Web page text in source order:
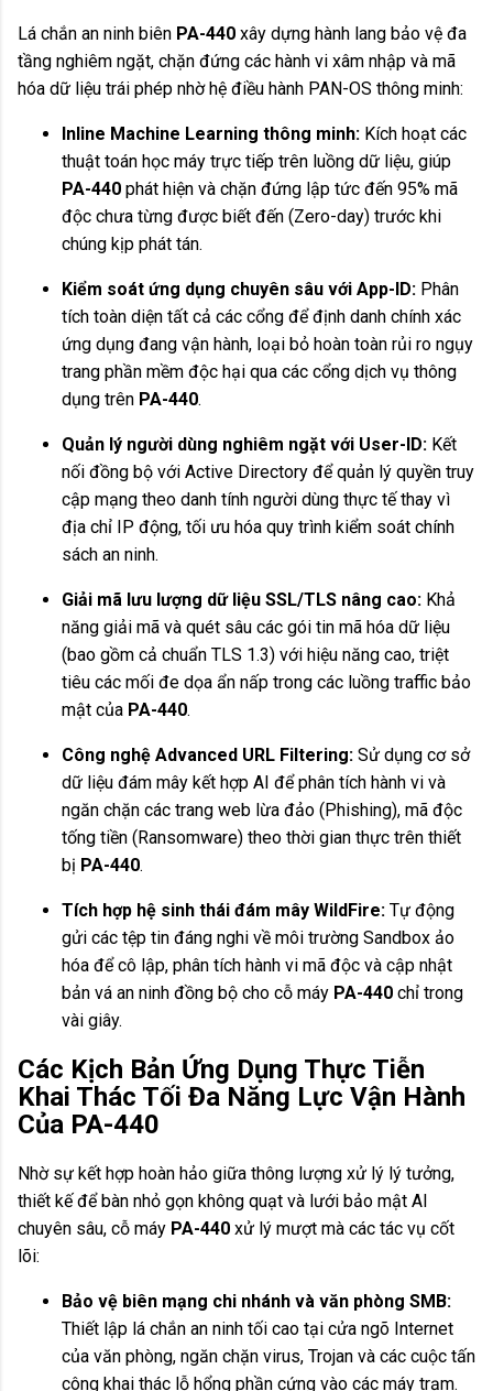
Lá chắn an ninh biên PA-440 xây dựng hành lang bảo vệ đa
tầng nghiêm ngặt, chặn đứng các hành vi xâm nhập và mã
hóa dữ liệu trái phép nhờ hệ điều hành PAN-OS thông minh:
Inline Machine Learning thông minh: Kích hoạt các
thuật toán học máy trực tiếp trên luồng dữ liệu, giúp
PA-440 phát hiện và chặn đứng lập tức đến 95% mã
độc chưa từng được biết đến (Zero-day) trước khi
chúng kịp phát tán.
Kiểm soát ứng dụng chuyên sâu với App-ID: Phân
tích toàn diện tất cả các cổng để định danh chính xác
ứng dụng đang vận hành, loại bỏ hoàn toàn rủi ro ngụy
trang phần mềm độc hại qua các cổng dịch vụ thông
dụng trên PA-440.
Quản lý người dùng nghiêm ngặt với User-ID: Kết
nối đồng bộ với Active Directory để quản lý quyền truy
cập mạng theo danh tính người dùng thực tế thay vì
địa chỉ IP động, tối ưu hóa quy trình kiểm soát chính
sách an ninh.
Giải mã lưu lượng dữ liệu SSL/TLS nâng cao: Khả
năng giải mã và quét sâu các gói tin mã hóa dữ liệu
(bao gồm cả chuẩn TLS 1.3) với hiệu năng cao, triệt
tiêu các mối đe dọa ẩn nấp trong các luồng traffic bảo
mật của PA-440.
Công nghệ Advanced URL Filtering: Sử dụng cơ sở
dữ liệu đám mây kết hợp AI để phân tích hành vi và
ngăn chặn các trang web lừa đảo (Phishing), mã độc
tống tiền (Ransomware) theo thời gian thực trên thiết
bị PA-440.
Tích hợp hệ sinh thái đám mây WildFire: Tự động
gửi các tệp tin đáng nghi về môi trường Sandbox ảo
hóa để cô lập, phân tích hành vi mã độc và cập nhật
bản vá an ninh đồng bộ cho cỗ máy PA-440 chỉ trong
vài giây.
Các Kịch Bản Ứng Dụng Thực Tiễn
Khai Thác Tối Đa Năng Lực Vận Hành
Của PA-440
Nhờ sự kết hợp hoàn hảo giữa thông lượng xử lý lý tưởng,
thiết kế để bàn nhỏ gọn không quạt và lưới bảo mật AI
chuyên sâu, cỗ máy PA-440 xử lý mượt mà các tác vụ cốt
lõi:
Bảo vệ biên mạng chi nhánh và văn phòng SMB:
Thiết lập lá chắn an ninh tối cao tại cửa ngõ Internet
của văn phòng, ngăn chặn virus, Trojan và các cuộc tấn
công khai thác lỗ hổng phần cứng vào các máy trạm.